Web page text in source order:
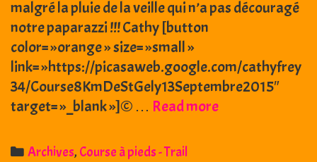
malgré la pluie de la veille qui n’a pas découragé
notre paparazzi !!! Cathy [button
color= »orange » size= »small »
link= »https://picasaweb.google.com/cathyfrey
34/Course8KmDeStGely13Septembre2015″
target= »_blank »]© … Read more13
Categories
Archives, Course à pieds - Trail